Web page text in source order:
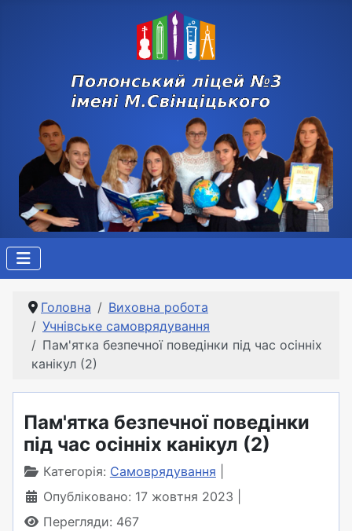
Головна
Виховна робота
Учнівське самоврядування
Пам'ятка безпечної поведінки під час осінніх
канікул (2)
Пам'ятка безпечної поведінки
під час осінніх канікул (2)
Категорія: Самоврядування
Опубліковано: 17 жовтня 2023
Перегляди: 467